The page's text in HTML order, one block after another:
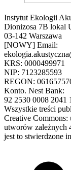
Instytut Ekologii
Dionizosa 7B lokal
03-142 Warszawa
[NOWY] Email:
KRS: 0000499971
NIP: 7123285593
REGON:
Konto. Nest Bank:
92 2530 0008 2041
Wszystkie treści
Creative Commons:
utworów zależnych
jest to stwierdzone